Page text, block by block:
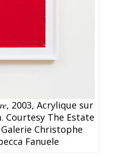
, 2003, Acrylique sur
Courtesy The Estate
Christophe
Fanuele